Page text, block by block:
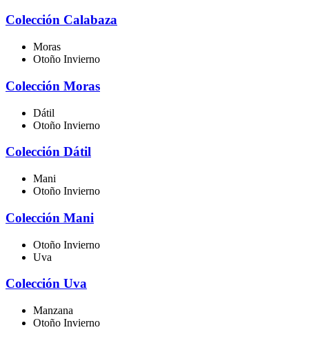
Colección Calabaza
Moras
Otoño Invierno
Colección Moras
Dátil
Otoño Invierno
Colección Dátil
Mani
Otoño Invierno
Colección Mani
Otoño Invierno
Uva
Colección Uva
Manzana
Otoño Invierno